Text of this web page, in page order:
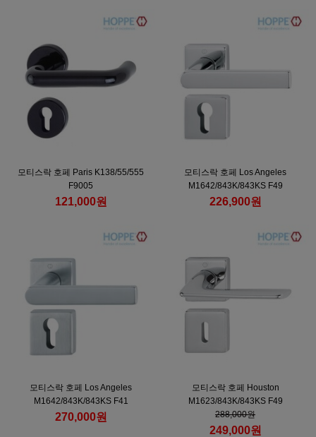
모티스락 호페 Paris K138/55/555
F9005
121,000원
모티스락 호페 Los Angeles
M1642/843K/843KS F49
226,900원
모티스락 호페 Los Angeles
M1642/843K/843KS F41
270,000원
모티스락 호페 Houston
M1623/843K/843KS F49
288,000원
249,000원